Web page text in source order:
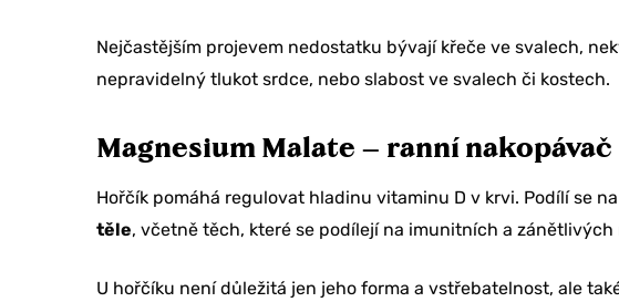
Nejčastějším projevem nedostatku bývají křeče ve svalech,
nepravidelný tlukot srdce, nebo slabost ve svalech či kostech.
Magnesium Malate – ranní nakopávač
Hořčík pomáhá regulovat hladinu vitaminu D v krvi. Podílí se na
těle, včetně těch, které se podílejí na imunitních a zánětlivých
U hořčíku není důležitá jen jeho forma a vstřebatelnost, ale